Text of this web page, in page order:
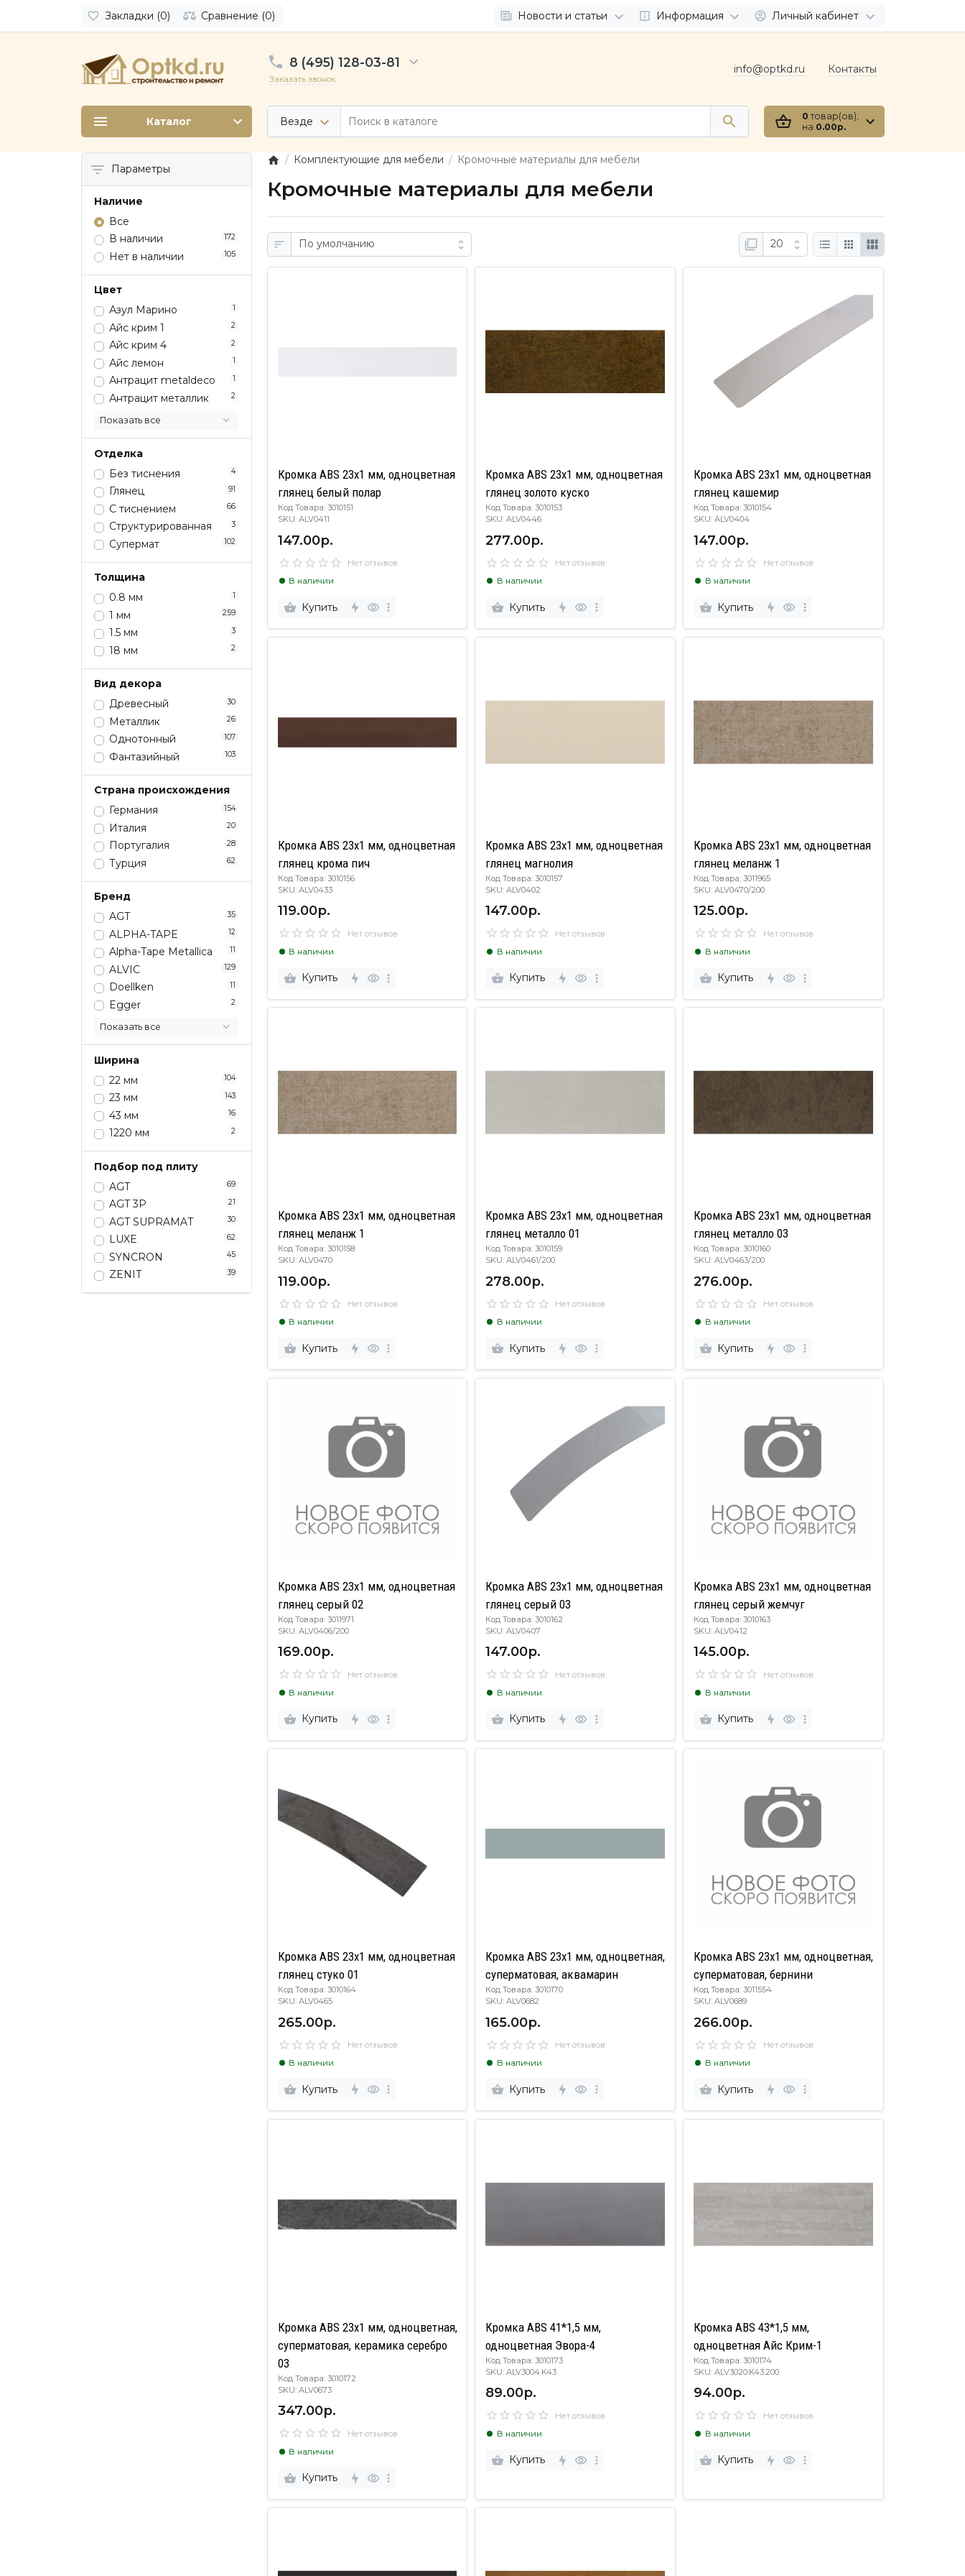
Закладки (0) Сравнение (0) Новости и статьи Информация Личный кабинет
8 (495) 128-03-81
Заказать звонок
Везде
info@optkd.ru Контакты
0 товар(ов),
на 0.00р.
Каталог
Параметры
Наличие
Все
В наличии
172
Нет в наличии 105
Цвет
Азул Марино
1
Айс крим 1 2
Айс крим 4 2
Айс лемон 1
Антрацит metaldeco 1
Антрацит металлик 2
Показать все
Отделка
Без тиснения
4
Глянец 91
С тиснением 66
Структурированная 3
Супермат 102
Толщина
0.8 мм
1
1 мм 259
1.5 мм 3
18 мм 2
Вид декора
Древесный
30
Металлик 26
Однотонный 107
Фантазийный 103
Страна происхождения
Германия
154
Италия 20
Португалия 28
Турция 62
Бренд
AGT
35
ALPHA-TAPE 12
Alpha-Tape Metallica 11
ALVIC 129
Doellken 11
Egger 2
Показать все
Ширина
22 мм
104
23 мм 143
43 мм 16
1220 мм 2
Подбор под плиту
AGT
69
AGT 3P 21
AGT SUPRAMAT 30
LUXE 62
SYNCRON 45
ZENIT 39
Комплектующие для мебели Кромочные материалы для мебели
Кромочные материалы для мебели
Кромка ABS 23х1 мм, одноцветная
глянец белый полар
Код Товара: 3010151
SKU: ALV0411
147.00р.
Нет отзывов
В наличии
Купить
Кромка ABS 23х1 мм, одноцветная
глянец золото куско
Код Товара: 3010153
SKU: ALV0446
277.00р.
Нет отзывов
В наличии
Купить
Кромка ABS 23х1 мм, одноцветная
глянец кашемир
Код Товара: 3010154
SKU: ALV0404
147.00р.
Нет отзывов
В наличии
Купить
Кромка ABS 23х1 мм, одноцветная
глянец крома пич
Код Товара: 3010156
SKU: ALV0433
119.00р.
Нет отзывов
В наличии
Купить
Кромка ABS 23х1 мм, одноцветная
глянец магнолия
Код Товара: 3010157
SKU: ALV0402
147.00р.
Нет отзывов
В наличии
Купить
Кромка ABS 23х1 мм, одноцветная
глянец меланж 1
Код Товара: 3011965
SKU: ALV0470/200
125.00р.
Нет отзывов
В наличии
Купить
Кромка ABS 23х1 мм, одноцветная
глянец меланж 1
Код Товара: 3010158
SKU: ALV0470
119.00р.
Нет отзывов
В наличии
Купить
Кромка ABS 23х1 мм, одноцветная
глянец металло 01
Код Товара: 3010159
SKU: ALV0461/200
278.00р.
Нет отзывов
В наличии
Купить
Кромка ABS 23х1 мм, одноцветная
глянец металло 03
Код Товара: 3010160
SKU: ALV0463/200
276.00р.
Нет отзывов
В наличии
Купить
Кромка ABS 23х1 мм, одноцветная
глянец серый 02
Код Товара: 3011971
SKU: ALV0406/200
169.00р.
Нет отзывов
В наличии
Купить
Кромка ABS 23х1 мм, одноцветная
глянец серый 03
Код Товара: 3010162
SKU: ALV0407
147.00р.
Нет отзывов
В наличии
Купить
Кромка ABS 23х1 мм, одноцветная
глянец серый жемчуг
Код Товара: 3010163
SKU: ALV0412
145.00р.
Нет отзывов
В наличии
Купить
Кромка ABS 23х1 мм, одноцветная
глянец стуко 01
Код Товара: 3010164
SKU: ALV0465
265.00р.
Нет отзывов
В наличии
Купить
Кромка ABS 23х1 мм, одноцветная,
суперматовая, аквамарин
Код Товара: 3010170
SKU: ALV0682
165.00р.
Нет отзывов
В наличии
Купить
Кромка ABS 23х1 мм, одноцветная,
суперматовая, бернини
Код Товара: 3011554
SKU: ALV0689
266.00р.
Нет отзывов
В наличии
Купить
Кромка ABS 23х1 мм, одноцветная,
суперматовая, керамика серебро
03
Код Товара: 3010172
SKU: ALV0673
347.00р.
Нет отзывов
В наличии
Купить
Кромка ABS 41*1,5 мм,
одноцветная Эвора-4
Код Товара: 3010173
SKU: ALV3004.K43
89.00р.
Нет отзывов
В наличии
Купить
Кромка ABS 43*1,5 мм,
одноцветная Айс Крим-1
Код Товара: 3010174
SKU: ALV3020.K43.200
94.00р.
Нет отзывов
В наличии
Купить